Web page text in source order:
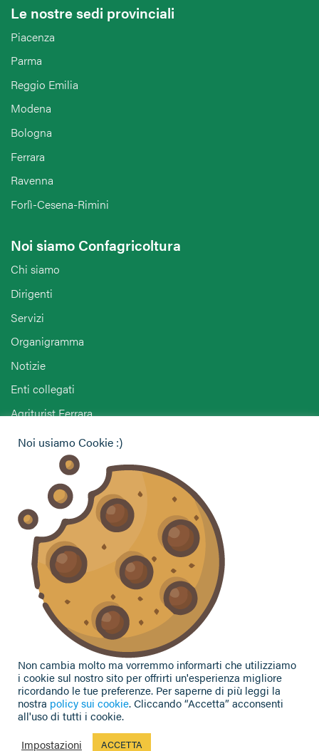
Le nostre sedi provinciali
Piacenza
Parma
Reggio Emilia
Modena
Bologna
Ferrara
Ravenna
Forlì-Cesena-Rimini
Noi siamo Confagricoltura
Chi siamo
Dirigenti
Servizi
Organigramma
Notizie
Enti collegati
Agriturist Ferrara
ANGA Ferrara
Hai bisogno di informazioni?
Vuoi contattarci per ricevere assistenza, lasciare un
commento o chiedere informazioni?
CONTATTACI
Seguici sui social
Privacy Policy|Cookie Policy
© 2002-2026 CAA Confagricoltura Emilia Romagna srl - P.IVA
Noi usiamo Cookie :)
Non cambia molto ma vorremmo informarti che utilizziamo
i cookie sul nostro sito per offrirti un'esperienza migliore
ricordando le tue preferenze. Per saperne di più leggi la
nostra policy sui cookie. Cliccando “Accetta” acconsenti
all'uso di tutti i cookie.
Impostazioni
ACCETTA